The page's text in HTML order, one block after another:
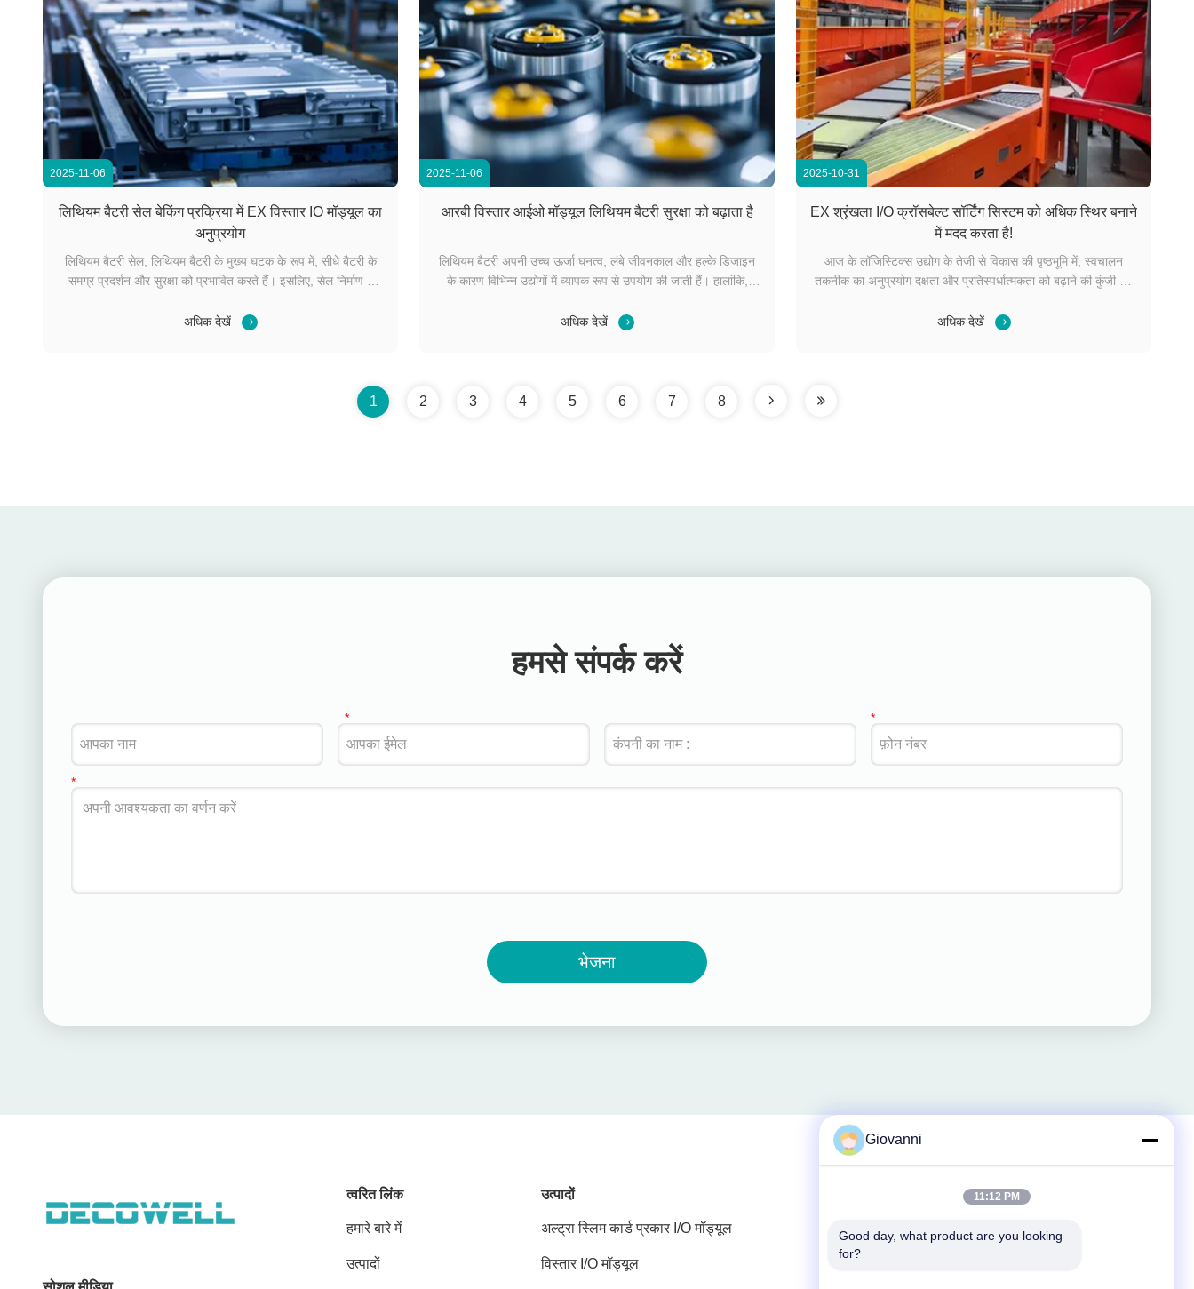
2025-11-06
लिथियम बैटरी सेल बेकिंग प्रक्रिया में EX विस्तार IO मॉड्यूल का
अनुप्रयोग
लिथियम बैटरी सेल, लिथियम बैटरी के मुख्य घटक के रूप में, सीधे बैटरी के
समग्र प्रदर्शन और सुरक्षा को प्रभावित करते हैं। इसलिए, सेल निर्माण में
Decowell Remote IO ने ग्राहकों का विश्वास जीता है, जो इन
अधिक देखें
2025-11-06
आरबी विस्तार आईओ मॉड्यूल लिथियम बैटरी सुरक्षा को बढ़ाता है
लिथियम बैटरी अपनी उच्च ऊर्जा घनत्व, लंबे जीवनकाल और हल्के डिजाइन
के कारण विभिन्न उद्योगों में व्यापक रूप से उपयोग की जाती हैं। हालांकि,
प्रक्रियाओं की आवश्यकता होती है, जिनमें से सबसे महत्वपूर्ण बैटरी लैमिनेशन
अधिक देखें
2025-10-31
EX श्रृंखला I/O क्रॉसबेल्ट सॉर्टिंग सिस्टम को अधिक स्थिर बनाने
में मदद करता है!
आज के लॉजिस्टिक्स उद्योग के तेजी से विकास की पृष्ठभूमि में, स्वचालन
तकनीक का अनुप्रयोग दक्षता और प्रतिस्पर्धात्मकता को बढ़ाने की कुंजी बन
रिमोट I/O का अनुप्रयोग, ऑन-साइट सिग्नल ट्रांसमिशन और नियंत्रण
अधिक देखें
1 2 3 4 5 6 7 8
हमसे संपर्क करें
भेजना
त्वरित लिंक
हमारे बारे में
उत्पादों
उत्पादों
अल्ट्रा स्लिम कार्ड प्रकार I/O मॉड्यूल
विस्तार I/O मॉड्यूल
टेलीफोन
Giovanni
11:12 PM
Good day, what product are you looking
for?